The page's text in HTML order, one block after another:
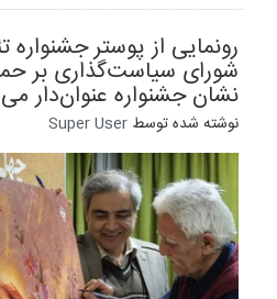
رونمایی از پوستر جشنواره
شورای سیاست‌گذاری بر
نشان جشنواره عنوان‌دار
نوشته شده توسط Super User